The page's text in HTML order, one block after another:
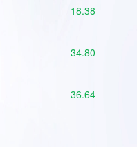
18.38
34.80
36.64